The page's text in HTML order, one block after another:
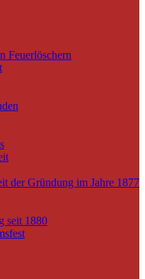
Feuerlöschern
der Gründung im Jahre 1877
seit 1880